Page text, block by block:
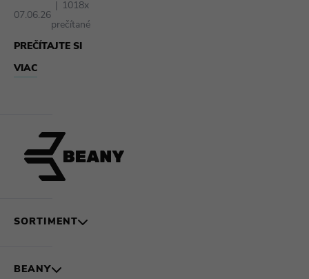
07.06.26
1018x
prečítané
PREČÍTAJTE SI
VIAC
SORTIMENT
BEANY